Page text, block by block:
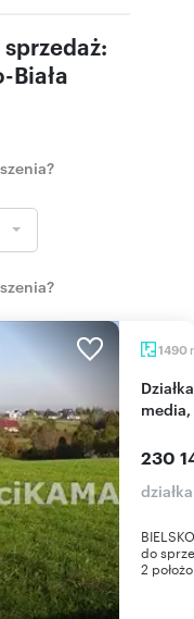
Biała
1490
Działka budowlana 1490m² w Starym Belsku,
230
do
2